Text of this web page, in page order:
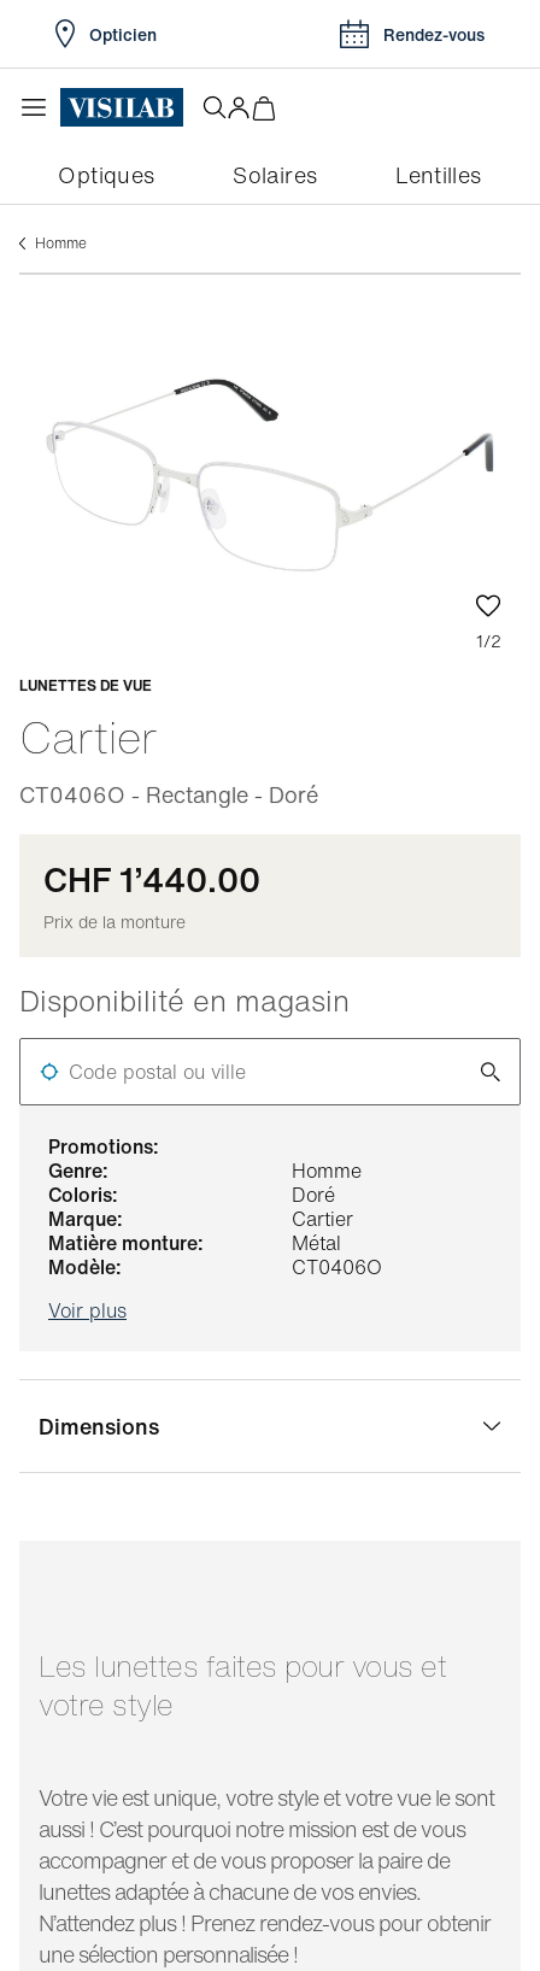
Opticien Rendez-vous
Optiques Solaires Lentilles
Homme
promotions:
genre:
Homme
coloris:
Doré
marque:
Cartier
matière monture:
Métal
modèle:
CT0406O
Voir plus
Dimensions
branche:
1/2
LUNETTES DE VUE
Cartier
CT0406O - Rectangle - Doré
Adaptable
CHF 1’440.00
Prix de la monture
Disponibilité en magasin
Code postal ou ville
Les lunettes faites pour vous et
votre style
Votre vie est unique, votre style et votre vue le sont
aussi ! C’est pourquoi notre mission est de vous
accompagner et de vous proposer la paire de
lunettes adaptée à chacune de vos envies.
N’attendez plus ! Prenez rendez-vous pour obtenir
une sélection personnalisée !